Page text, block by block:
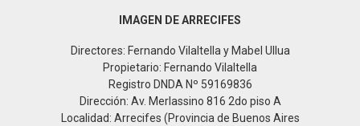
IMAGEN DE ARRECIFES
Directores: Fernando Vilaltella y Mabel Ullua
Propietario: Fernando Vilaltella
Registro DNDA Nº 59169836
Dirección: Av. Merlassino 816 2do piso A
Localidad: Arrecifes (Provincia de Buenos Aires